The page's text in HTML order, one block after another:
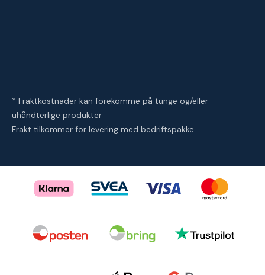
* Fraktkostnader kan forekomme på tunge og/eller
uhåndterlige produkter
Frakt tilkommer for levering med bedriftspakke.